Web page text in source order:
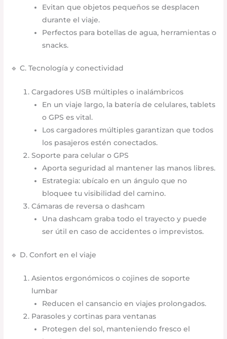
Evitan que objetos pequeños se desplacen
durante el viaje.
Perfectos para botellas de agua, herramientas o
snacks.
🔹 C. Tecnología y conectividad
Cargadores USB múltiples o inalámbricos
En un viaje largo, la batería de celulares, tablets
o GPS es vital.
Los cargadores múltiples garantizan que todos
los pasajeros estén conectados.
Soporte para celular o GPS
Aporta seguridad al mantener las manos libres.
Estrategia: ubícalo en un ángulo que no
bloquee tu visibilidad del camino.
Cámaras de reversa o dashcam
Una dashcam graba todo el trayecto y puede
ser útil en caso de accidentes o imprevistos.
🔹 D. Confort en el viaje
Asientos ergonómicos o cojines de soporte
lumbar
Reducen el cansancio en viajes prolongados.
Parasoles y cortinas para ventanas
Protegen del sol, manteniendo fresco el